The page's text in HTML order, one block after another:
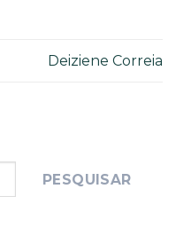
Deiziene Correia
PESQUISAR